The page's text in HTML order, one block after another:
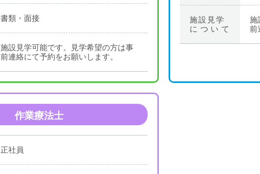
書類・面接
施設見学可能です。見学希望の方は事
前連絡にて予約をお願いします。
施設見学
について
施
前
作業療法士
正社員